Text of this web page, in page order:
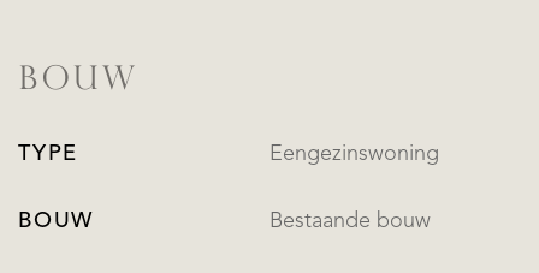
BOUW
TYPE Eengezinswoning
BOUW Bestaande bouw